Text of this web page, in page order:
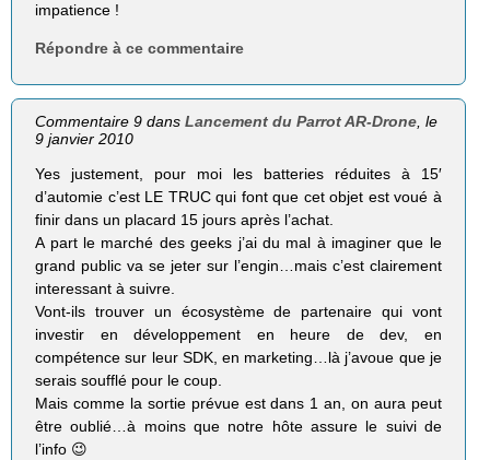
impatience !
Répondre à ce commentaire
Commentaire 9 dansLancement du Parrot AR-Drone, le
9 janvier 2010
Yes justement, pour moi les batteries réduites à 15′
d’automie c’est LE TRUC qui font que cet objet est voué à
finir dans un placard 15 jours après l’achat.
A part le marché des geeks j’ai du mal à imaginer que le
grand public va se jeter sur l’engin…mais c’est clairement
interessant à suivre.
Vont-ils trouver un écosystème de partenaire qui vont
investir en développement en heure de dev, en
compétence sur leur SDK, en marketing…là j’avoue que je
serais soufflé pour le coup.
Mais comme la sortie prévue est dans 1 an, on aura peut
être oublié…à moins que notre hôte assure le suivi de
l’info 😉